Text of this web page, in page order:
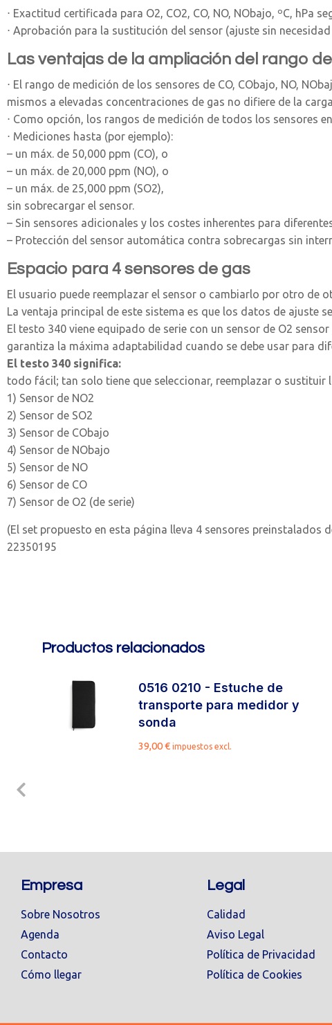
⋅ Exactitud certificada para O2, CO2, CO, NO, NObajo, ºC, hPa
⋅ Aprobación para la sustitución del sensor (ajuste sin
Las ventajas de la ampliación del rango
⋅ El rango de medición de los sensores de CO, CObajo, NO,
mismos a elevadas concentraciones de gas no difiere de la
⋅ Como opción, los rangos de medición de todos los sensores
⋅ Mediciones hasta (por ejemplo):
– un máx. de 50,000 ppm (CO), o
– un máx. de 20,000 ppm (NO), o
– un máx. de 25,000 ppm (SO2),
sin sobrecargar el sensor.
– Sin sensores adicionales y los costes inherentes para
– Protección del sensor automática contra sobrecargas sin
Espacio para 4 sensores de gas
El usuario puede reemplazar el sensor o cambiarlo por otro de
La ventaja principal de este sistema es que los datos de ajuste
El testo 340 viene equipado de serie con un sensor de O2
garantiza la máxima adaptabilidad cuando se debe usar para
El testo 340 significa:
todo fácil; tan solo tiene que seleccionar, reemplazar o
1) Sensor de NO2
2) Sensor de SO2
3) Sensor de CObajo
4) Sensor de NObajo
5) Sensor de NO
6) Sensor de CO
7) Sensor de O2 (de serie)
(El set propuesto en esta página lleva 4 sensores preinstalados
22350195
Productos relacionados
0516 0210 - Estuche de
transporte para medidor y
sonda
39,00€ impuestos excl.
Empresa
Sobre Nosotros
Agenda
Contacto
Cómo llegar
Legal
Calidad
Aviso Legal
Política de Privacidad
Política de Cookies